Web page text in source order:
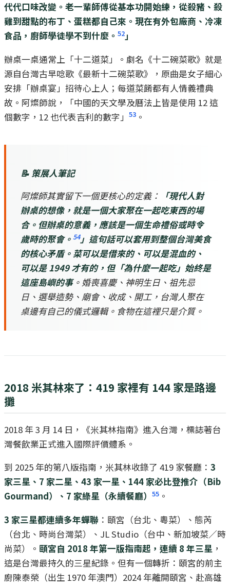
代代口味改變。老一輩師傅從基本功開始練，從殺豬、殺
雞到甜點的布丁、蛋糕都自己來。現在有外包廠商、冷凍
食品，廚師學徒學不到什麼。 52 」
辦桌一桌通常上「十二道菜」。劇名《十二碗菜歌》就是
源自台灣古早唸歌《最新十二碗菜歌》，原曲是女子細心
安排「辦桌宴」招待心上人；每道菜餚都有人情義禮典
故。阿燦師說，「中國的天文學及曆法上皆是使用 12 這
個數字，12 也代表吉利的數字」 53 。
📝 策展人筆記
阿燦師其實留下一個更核心的定義：
「現代人對
辦桌的想像，就是一個大家聚在一起吃東西的場
合。但辦桌的意義，應該是一個生命禮俗或時令
歲時的聚會。 54」 這句話可以套用到整個台灣美食
的核心矛盾。菜可以是借來的、可以是混血的、
可以是 1949 才有的，但「為什麼一起吃」始終是
這座島嶼的事。婚喪喜慶、神明生日、祖先忌
日、選舉造勢、廟會、收成、開工，台灣人聚在
桌邊有自己的儀式邏輯。食物在這裡只是介質。
2018 米其林來了：419 家裡有 144 家是路邊
攤
2018 年 3 月 14 日，《米其林指南》進入台灣，標誌著台
灣餐飲業正式進入國際評價體系。
到 2025 年的第八版指南，米其林收錄了 419 家餐廳： 3
家三星、7 家二星、43 家一星、144 家必比登推介（Bib
Gourmand）、7 家綠星（永續餐廳） 55 。
3 家三星都連續多年蟬聯 ：頤宮（台北、粵菜）、態芮
（台北、時尚台灣菜）、JL Studio（台中、新加坡菜／時
尚菜）。 頤宮自 2018 年第一版指南起，連續 8 年三星 ，
這是台灣最持久的三星紀錄。但有一個轉折：頤宮的前主
廚陳泰榮（出生 1970 年澳門）2024 年離開頤宮、赴高雄